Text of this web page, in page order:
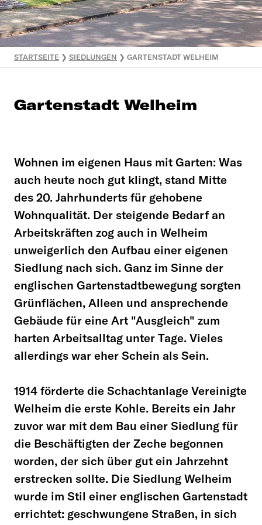
STARTSEITE ❯ SIEDLUNGEN ❯ GARTENSTADT WELHEIM
Gartenstadt Welheim
Wohnen im eigenen Haus mit Garten: Was
auch heute noch gut klingt, stand Mitte
des 20. Jahrhunderts für gehobene
Wohnqualität. Der steigende Bedarf an
Arbeitskräften zog auch in Welheim
unweigerlich den Aufbau einer eigenen
Siedlung nach sich. Ganz im Sinne der
englischen Gartenstadtbewegung sorgten
Grünflächen, Alleen und ansprechende
Gebäude für eine Art "Ausgleich" zum
harten Arbeitsalltag unter Tage. Vieles
allerdings war eher Schein als Sein.
1914 förderte die Schachtanlage Vereinigte
Welheim die erste Kohle. Bereits ein Jahr
zuvor war mit dem Bau einer Siedlung für
die Beschäftigten der Zeche begonnen
worden, der sich über gut ein Jahrzehnt
erstrecken sollte. Die Siedlung Welheim
wurde im Stil einer englischen Gartenstadt
errichtet: geschwungene Straßen, in sich